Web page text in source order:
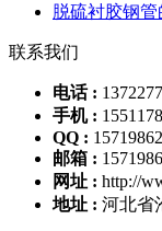
脱硫衬胶钢
联系我们
电话 :
手机 :
QQ :
邮箱 :
网址 : http://
地址 : 河北省